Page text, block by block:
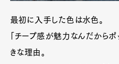
最初に入手した色は水色。
「チープ感が魅力なんだから
きな理由。